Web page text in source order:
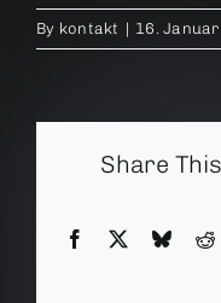
By kontakt | 16.
Share
Facebook